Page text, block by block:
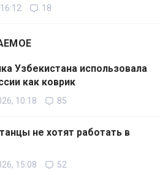
18
Узбекистана использовала
как коврик
10:18 85
не хотят работать в
15:08 52